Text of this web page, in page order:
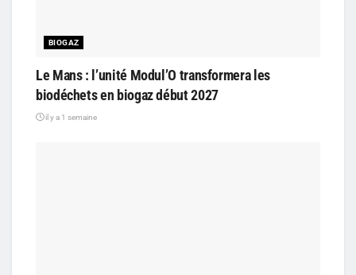
BIOGAZ
Le Mans : l’unité Modul’O transformera les
biodéchets en biogaz début 2027
il y a 1 semaine